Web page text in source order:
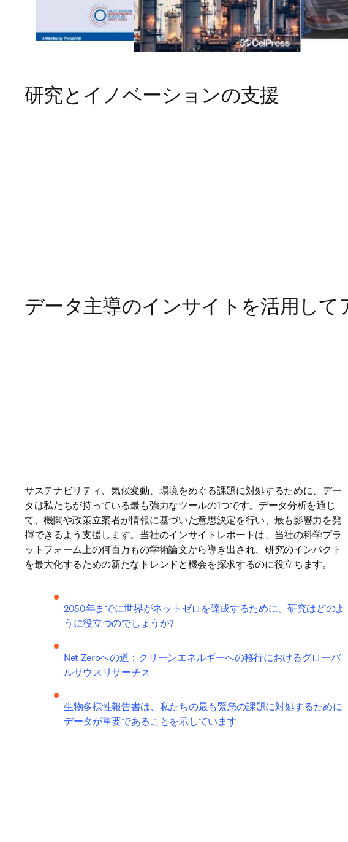
研究とイノベーションの支援
データ主導のインサイトを活用して
サステナビリティ、気候変動、環境をめぐる課題に対処するために、デー
タは私たちが持っている最も強力なツールの1つです。データ分析を通じ
て、機関や政策立案者が情報に基づいた意思決定を行い、最も影響力を発
揮できるよう支援します。当社のインサイトレポートは、当社の科学プラ
ットフォーム上の何百万もの学術論文から導き出され、研究のインパクト
を最大化するための新たなトレンドと機会を探求するのに役立ちます。
2050年までに世界がネットゼロを達成するために、研究はどのよ
うに役立つのでしょうか?
Net Zeroへの道：クリーンエネルギーへの移行におけるグローバ
ルサウスリサーチ
生物多様性報告書は、私たちの最も緊急の課題に対処するために
データが重要であることを示しています